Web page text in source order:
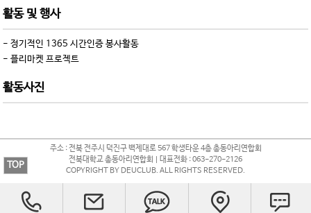
활동 및 행사
- 정기적인 1365 시간인증 봉사활동
- 플리마켓 프로젝트
활동사진
주소 : 전북 전주시 덕진구 백제대로 567 학생타운 4층 총동아리연합회
전북대학교 총동아리연합회 | 대표전화 : 063-270-2126
COPYRIGHT BY DEUCLUB. ALL RIGHTS RESERVED.
TOP